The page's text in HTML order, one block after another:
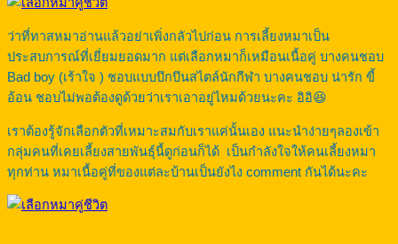
ว่าที่ทาสหมาอ่านแล้วอย่าเพิ่งกลัวไปก่อน การเลี้ยงหมาเป็น
ประสบการณ์ที่เยี่ยมยอดมาก แต่เลือกหมาก็เหมือนเนื้อคู่ บางคนชอบ
Bad boy (เร้าใจ ) ชอบแบบบึกบึนสไตล์นักกีฬา บางคนชอบ น่ารัก ขี้
อ้อน ชอบไม่พอต้องดูด้วยว่าเราเอาอยู่ไหมด้วยนะคะ อิอิ😆
เราต้องรู้จักเลือกตัวที่เหมาะสมกับเราแค่นั้นเอง แนะนำง่ายๆลองเข้า
กลุ่มคนที่เคยเลี้ยงสายพันธุ์นี้ดูก่อนก็ได้ เป็นกำลังใจให้คนเลี้ยงหมา
ทุกท่าน หมาเนื้อคู่ที่ของแต่ละบ้านเป็นยังไง comment กันได้นะคะ